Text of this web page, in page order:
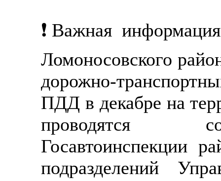
❗Важная
Ломоносовского
дорожно-
ПДД в декабре на
проводятся
Госавтоинспекции
подразделений